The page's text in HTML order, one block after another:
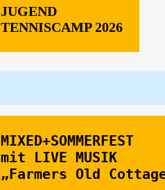
JUGEND
TENNISCAMP 2026
MIXED+SOMMERFEST
mit LIVE MUSIK
„Farmers Old